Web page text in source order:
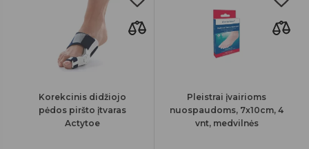
Korekcinis didžiojo
pėdos piršto įtvaras
Actytoe
Pleistrai įvairioms
nuospaudoms, 7x10cm, 4
vnt, medvilnės